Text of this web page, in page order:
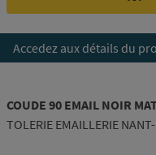
Accedez aux détails du
COUDE 90 EMAIL NOIR
TOLERIE EMAILLERIE